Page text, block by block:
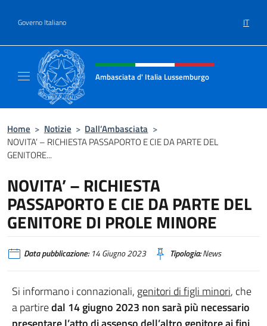
Governo Italiano IT
Intestazione sito, social e menù
Ambasciata d' Italia Lussemburgo
Home > Notizie > Dall’Ambasciata >
NOVITA’ – RICHIESTA PASSAPORTO E CIE DA PARTE DEL
GENITORE...
NOVITA’ – RICHIESTA
PASSAPORTO E CIE DA PARTE DEL
GENITORE DI PROLE MINORE
Data pubblicazione:14 Giugno 2023 Tipologia:News
Si informano i connazionali, genitori di figli minori, che
a partiredal 14 giugno 2023 non sarà più necessario